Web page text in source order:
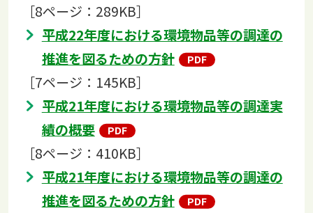
［8ページ：289KB］
平成22年度における環境物品等の調達の
推進を図るための方針
［7ページ：145KB］
平成21年度における環境物品等の調達実
績の概要
［8ページ：410KB］
平成21年度における環境物品等の調達の
推進を図るための方針